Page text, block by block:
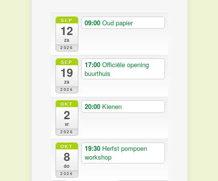
SEP
12
za
2026
09:00 Oud papier
SEP
19
za
2026
17:00 Officiële opening
buurthuis
OKT
2
vr
2026
20:00 Kienen
OKT
8
do
2026
19:30 Herfst pompoen
workshop